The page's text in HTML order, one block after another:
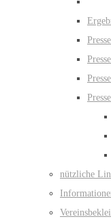
nützliche